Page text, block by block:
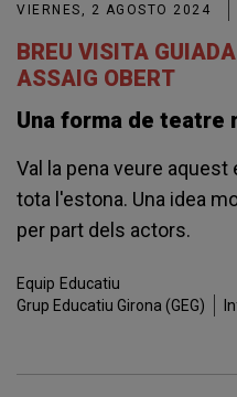
VIERNES, 2 AGOSTO 2024
BREU VISITA
ASSAIG OBERT
Una forma de teatre
Val la pena veure
tota l'estona. Una idea
per part dels actors.
Equip Educatiu
Grup Educatiu Girona (GEG)